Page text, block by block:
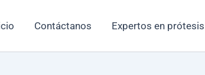
Contáctanos Expertos en